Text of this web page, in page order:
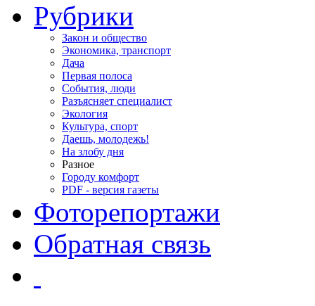
Рубрики
Закон и общество
Экономика, транспорт
Дача
Первая полоса
События, люди
Разъясняет специалист
Экология
Культура, спорт
Даешь, молодежь!
На злобу дня
Разное
Городу комфорт
PDF - версия газеты
Фоторепортажи
Обратная связь